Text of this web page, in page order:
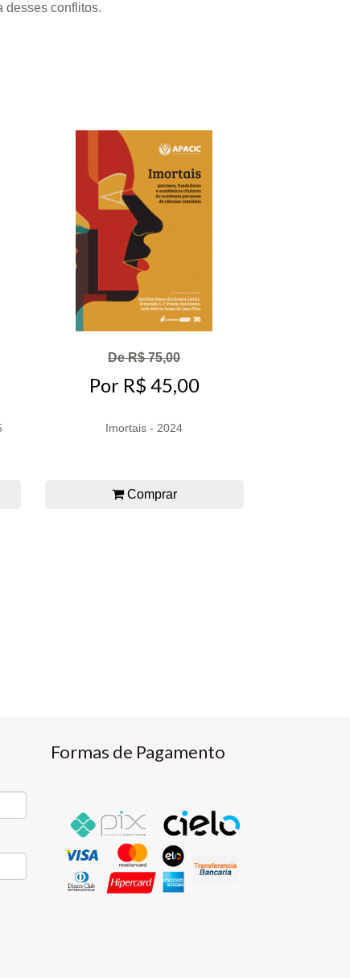
desses conflitos.
De R$ 75,00
Por R$ 45,00
Imortais - 2024
Comprar
Formas de Pagamento